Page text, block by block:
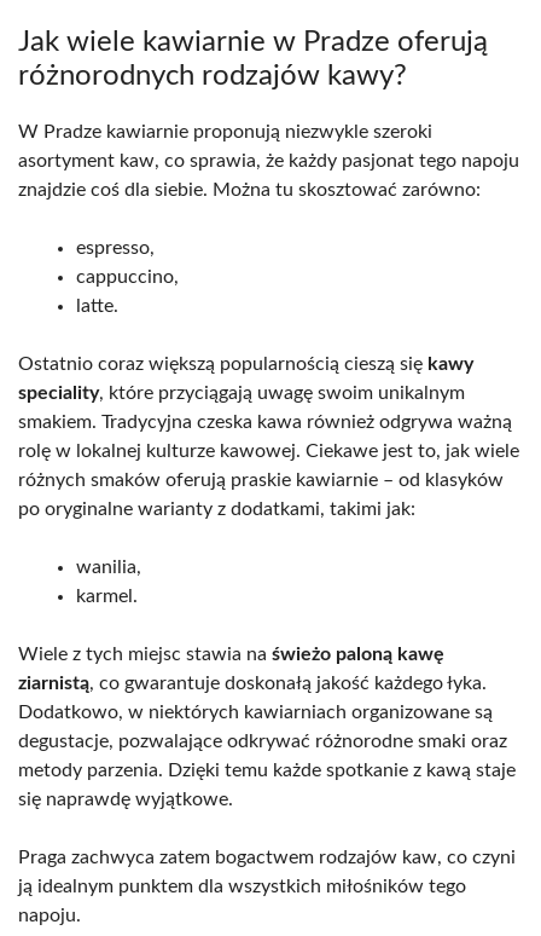
Jak wiele kawiarnie w Pradze oferują
różnorodnych rodzajów kawy?
W Pradze kawiarnie proponują niezwykle szeroki
asortyment kaw, co sprawia, że każdy pasjonat tego napoju
znajdzie coś dla siebie. Można tu skosztować zarówno:
espresso,
cappuccino,
latte.
Ostatnio coraz większą popularnością cieszą się kawy
speciality, które przyciągają uwagę swoim unikalnym
smakiem. Tradycyjna czeska kawa również odgrywa ważną
rolę w lokalnej kulturze kawowej. Ciekawe jest to, jak wiele
różnych smaków oferują praskie kawiarnie – od klasyków
po oryginalne warianty z dodatkami, takimi jak:
wanilia,
karmel.
Wiele z tych miejsc stawia na świeżo paloną kawę
ziarnistą, co gwarantuje doskonałą jakość każdego łyka.
Dodatkowo, w niektórych kawiarniach organizowane są
degustacje, pozwalające odkrywać różnorodne smaki oraz
metody parzenia. Dzięki temu każde spotkanie z kawą staje
się naprawdę wyjątkowe.
Praga zachwyca zatem bogactwem rodzajów kaw, co czyni
ją idealnym punktem dla wszystkich miłośników tego
napoju.